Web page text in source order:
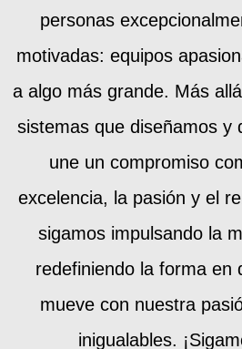
personas
motivadas: equipos
a algo más grande. Más
sistemas que diseñamos y
une un compromiso
excelencia, la pasión y el
sigamos impulsando la
redefiniendo la forma en
mueve con nuestra
inigualables.